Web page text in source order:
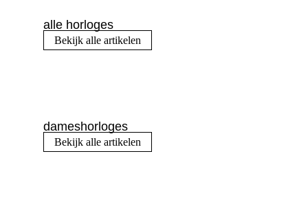
alle horloges
Bekijk alle artikelen
dameshorloges
Bekijk alle artikelen